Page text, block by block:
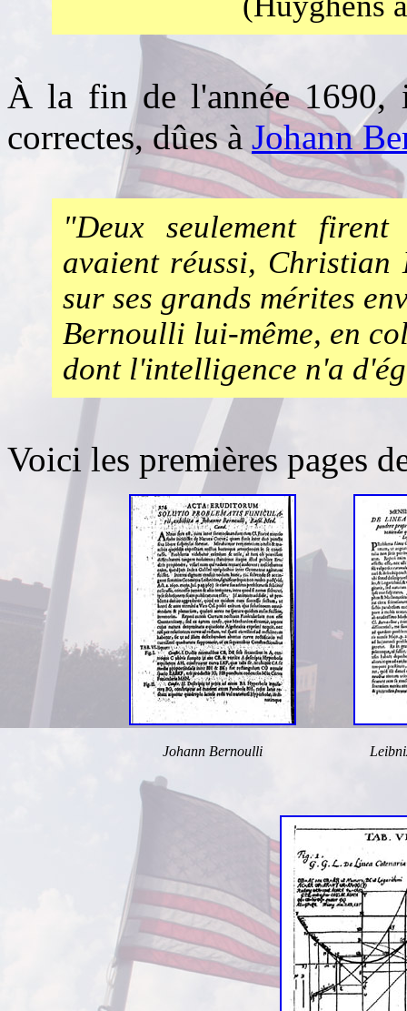
À la fin de l'année 1690,
correctes, dûes à Johann
"Deux seulement
avaient réussi,
sur ses grands mérites
Bernoulli lui-même, en
dont l'intelligence n'a
Voici les premières pages
Johann Bernoulli